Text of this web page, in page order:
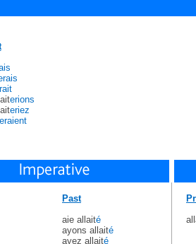
erions
eriez
Past
aie allaité
ayons allaité
ayez allaité